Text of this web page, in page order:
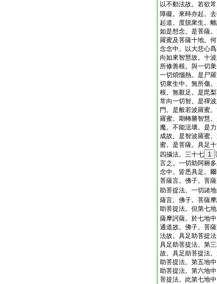
以不動法故。若欲
障礙。來時亦起。
起道。度脱衆生。
如是想念。是菩薩
羅蜜及菩薩十地。
念念中。以大悲心
向如來智慧故。十
所修善根。與一切
一切煩惱熱。是尸
切衆生中。無所傷
根。無厭足。是毘
常向一切智。是禪
門。是般若波羅蜜
羅蜜。期轉勝智慧
魔。不能沮壞。是
成故。是智波羅蜜
蜜。是菩薩。具足
四攝法。三十七 1
言之。一切助阿耨
念中。皆悉具足。
菩薩言。佛子。菩
助菩提法。一切諸
薩言。佛子。菩薩
助菩提法。但第七
薩摩訶薩。於七地
通道故。佛子。菩
法故。具足助菩提
具足助菩提法。第
故。具足助菩提法
助菩提法。第五地
助菩提法。第六地
菩提法。此第七地